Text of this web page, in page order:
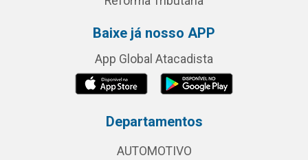
Baixe já nosso APP
App Global Atacadista
Departamentos
AUTOMOTIVO